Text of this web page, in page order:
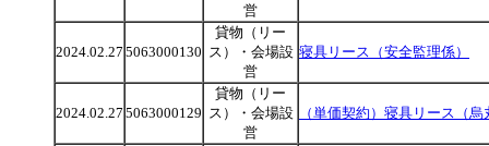
営
2024.02.27 5063000130
貸物（リー
ス）・会場設
営
寝具リース（安全監理係）
2024.02.27 5063000129
貸物（リー
ス）・会場設
営
（単価契約）寝具リース（